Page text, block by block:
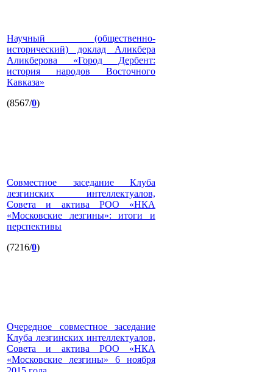
Научный (общественно-
исторический) доклад Аликбера
Аликберова «Город Дербент:
история народов Восточного
Кавказа»
(8567/0)
Совместное заседание Клуба
лезгинских интеллектуалов,
Совета и актива РОО «НКА
«Московские лезгины»: итоги и
перспективы
(7216/0)
Очередное совместное заседание
Клуба лезгинских интеллектуалов,
Совета и актива РОО «НКА
«Московские лезгины» 6 ноября